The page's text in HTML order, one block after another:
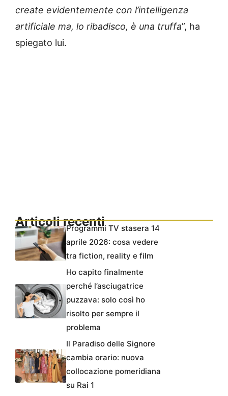
create evidentemente con l’intelligenza
artificiale ma, lo ribadisco, è una truffa”, ha
spiegato lui.
Articoli recentiProgrammi TV stasera 14
aprile 2026: cosa vedere
tra fiction, reality e film
Ho capito finalmente
perché l’asciugatrice
puzzava: solo così ho
risolto per sempre il
problema
Il Paradiso delle Signore
cambia orario: nuova
collocazione pomeridiana
su Rai 1